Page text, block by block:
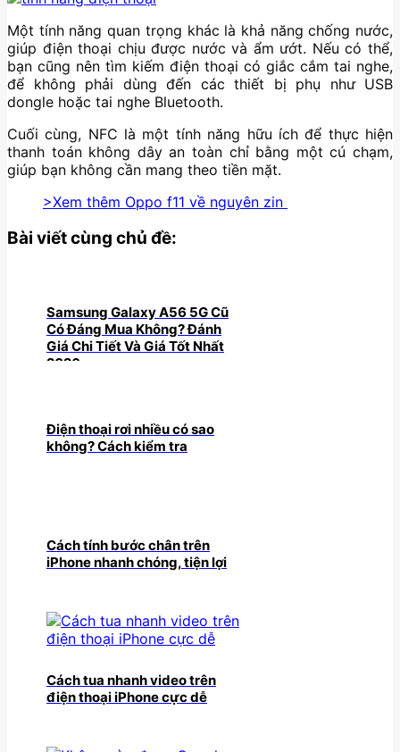
Một tính năng quan trọng khác là khả năng chống nước,
giúp điện thoại chịu được nước và ẩm ướt. Nếu có thể,
bạn cũng nên tìm kiếm điện thoại có giắc cắm tai nghe,
để không phải dùng đến các thiết bị phụ như USB
dongle hoặc tai nghe Bluetooth.
Cuối cùng, NFC là một tính năng hữu ích để thực hiện
thanh toán không dây an toàn chỉ bằng một cú chạm,
giúp bạn không cần mang theo tiền mặt.
>Xem thêm Oppo f11 về nguyên zin
Bài viết cùng chủ đề:
Samsung Galaxy A56 5G Cũ
Có Đáng Mua Không? Đánh
Giá Chi Tiết Và Giá Tốt Nhất
2026
Điện thoại rơi nhiều có sao
không? Cách kiểm tra
Cách tính bước chân trên
iPhone nhanh chóng, tiện lợi
Cách tua nhanh video trên
điện thoại iPhone cực dễ